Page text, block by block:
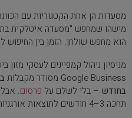
מסעדות הן אחת הקטגוריות עם
מישהו שמחפש "מסעדה איטלקית
הוא מחפש שולחן. הזמן בין החיפוש להחלטה
מניסיון ניהול קמפיינים לעסקי
Google Business מסודר מקבלות
בחודש – בלי לשלם על פרסום.
תחכה 3–4 חודשים לתוצאות אורגניות. Ads פותר את הפער הזה.